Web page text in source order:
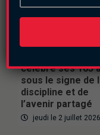
Internationnal
Politique : Le
célèbre ses 105
sous le signe de
discipline et de
l’avenir partagé
jeudi le 2 juillet 2026